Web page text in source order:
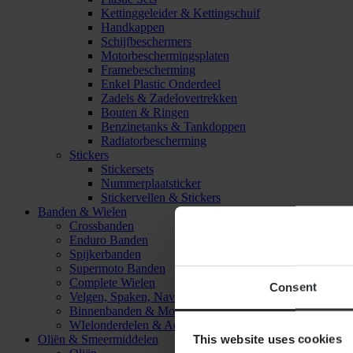
Consent
This website uses cookies
Kettinggeleider & Kettingschuif
Handkappen
Schijfbeschermers
Motorbeschermingsplaten
Framebescherming
Enkel Plastic Onderdeel
Zadels & Zadelovertrekken
Bouten & Ringen
Benzinetanks & Tankdoppen
Radiatorbescherming
Stickers
Stickersets
Nummerplaatsticker
Stickervellen & Stickers
Banden & Wielen
Crossbanden
Enduro Banden
Spijkerbanden
Supermoto Banden
Complete Wielen
Velgen, Spaken, Naven & Lagers
Binnenbanden & Mousses
WIelonderdelen & Accessoires
Oliën & Smeermiddelen